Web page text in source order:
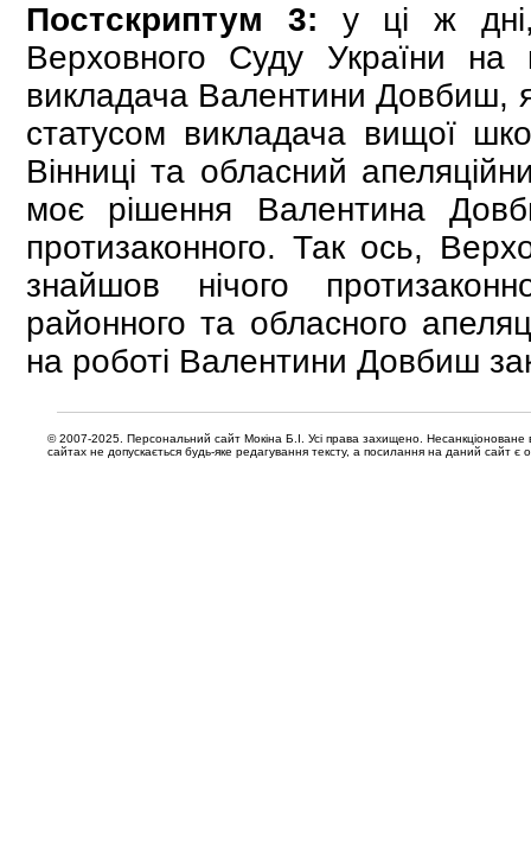
Постскриптум 3: у ці ж дні,
Верховного Суду України на
викладача Валентини Довбиш,
статусом викладача вищої
Вінниці та обласний
моє рішення Валентина
протизаконного. Так ось,
знайшов нічого
районного та обласного
на роботі Валентини Довбиш
© 2007-2025. Персональний сайт Мокіна Б.І. Усі права захищено. Несанкціоноване
сайтах не допускається будь-яке редагування тексту, а посилання на даний сайт є